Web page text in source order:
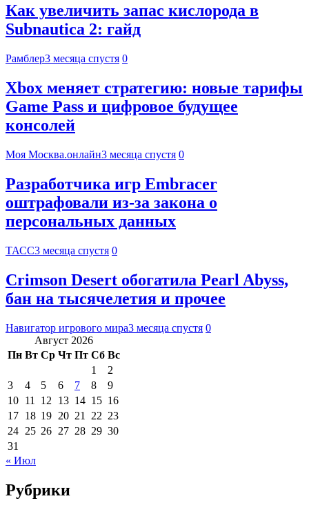
Как увеличить запас кислорода в
Subnautica 2: гайд
Рамблер3 месяца спустя 0
Xbox меняет стратегию: новые тарифы
Game Pass и цифровое будущее
консолей
Моя Москва.онлайн3 месяца спустя 0
Разработчика игр Embracer
оштрафовали из-за закона о
персональных данных
ТАСС3 месяца спустя 0
Crimson Desert обогатила Pearl Abyss,
бан на тысячелетия и прочее
Навигатор игрового мира3 месяца спустя 0
Август 2026
Пн Вт Ср Чт Пт Сб Вс
1
2
3
4 5 6 7 8
9
10 11 12 13 14 15 16
17 18 19 20 21 22 23
24 25 26 27 28 29 30
31
« Июл
Рубрики